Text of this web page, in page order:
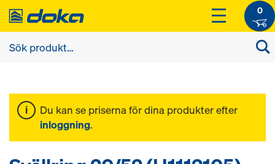
0
Du kan se priserna för dina produkter efter
inloggning.